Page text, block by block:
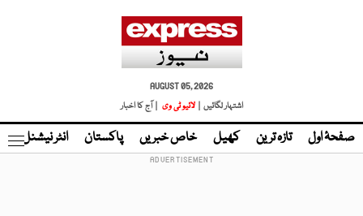
AUGUST 05, 2026
اشتہار لگائیں |
لائیو ٹی وی | آج کا اخبار
صفحۂ اول تازہ ترین کھیل خاص خبریں پاکستان انٹر نیشنل